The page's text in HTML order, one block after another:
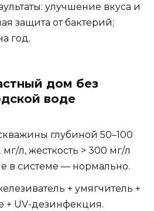
улучшение вкуса и
защита от бактерий;
год.
дом без
воде
глубиной 50–100
мг/л, жесткость > 300 мг/л
в системе — нормально.
+ умягчитель +
+ UV-дезинфекция.